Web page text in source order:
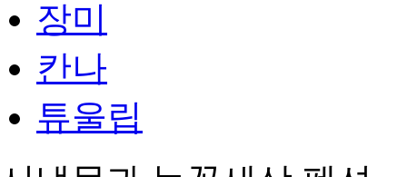
장미
칸나
튜울립